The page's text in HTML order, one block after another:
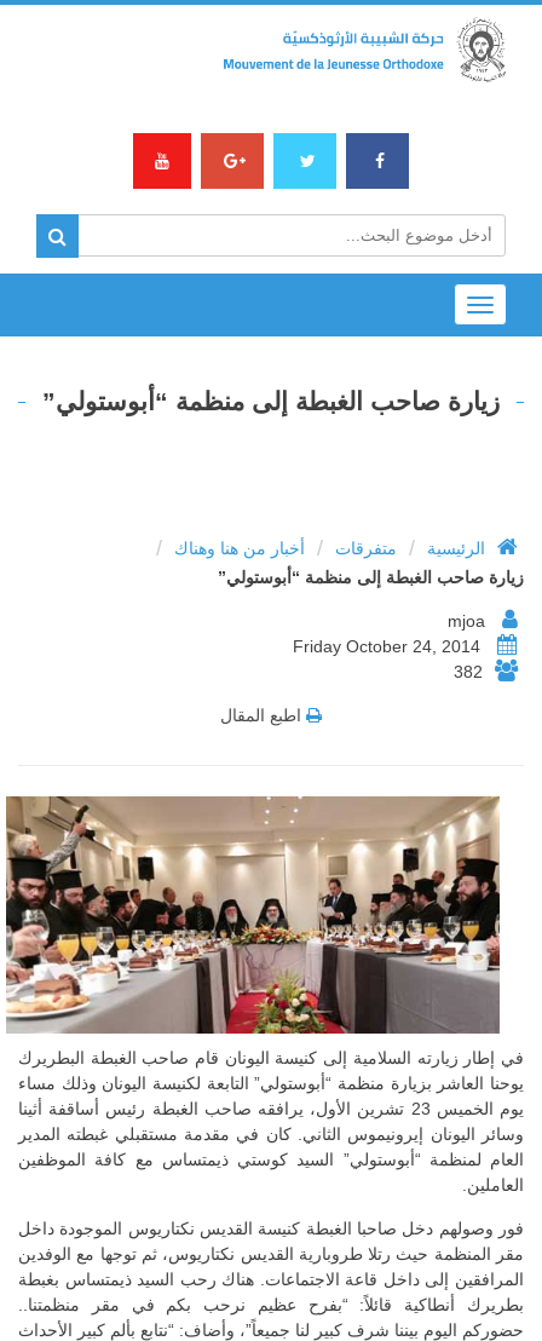
Toggle
navigation
زيارة صاحب الغبطة إلى منظمة “أبوستولي”
الرئيسية / متفرقات / أخبار من هنا وهناك /
زيارة صاحب الغبطة إلى منظمة “أبوستولي”
382
اطبع المقال
في إطار زيارته السلامية إلى كنيسة اليونان قام صاحب الغبطة البطريرك
يوحنا العاشر بزيارة منظمة “أبوستولي” التابعة لكنيسة اليونان وذلك مساء
يوم الخميس 23 تشرين الأول، يرافقه صاحب الغبطة رئيس أساقفة أثينا
وسائر اليونان إيرونيموس الثاني. كان في مقدمة مستقبلي غبطته المدير
العام لمنظمة “أبوستولي” السيد كوستي ذيمتساس مع كافة الموظفين
العاملين.
فور وصولهم دخل صاحبا الغبطة كنيسة القديس نكتاريوس الموجودة داخل
مقر المنظمة حيث رتلا طروبارية القديس نكتاريوس، ثم توجها مع الوفدين
المرافقين إلى داخل قاعة الاجتماعات. هناك رحب السيد ذيمتساس بغبطة
بطريرك أنطاكية قائلاً: “بفرح عظيم نرحب بكم في مقر منظمتنا..
حضوركم اليوم بيننا شرف كبير لنا جميعاً”، وأضاف: “نتابع بألم كبير الأحداث